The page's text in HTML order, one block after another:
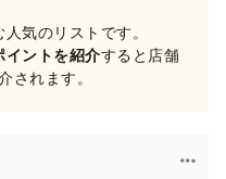
気のリストです。
イントを紹介すると店舗
されます。